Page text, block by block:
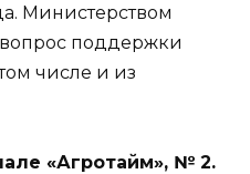
Министерством
вопрос поддержки
числе и из
«Агротайм», № 2.